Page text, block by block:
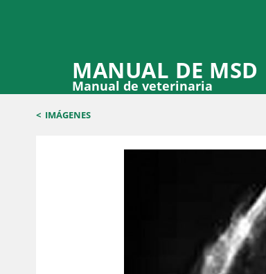
MANUAL DE MSD
Manual de veterinaria
< IMÁGENES